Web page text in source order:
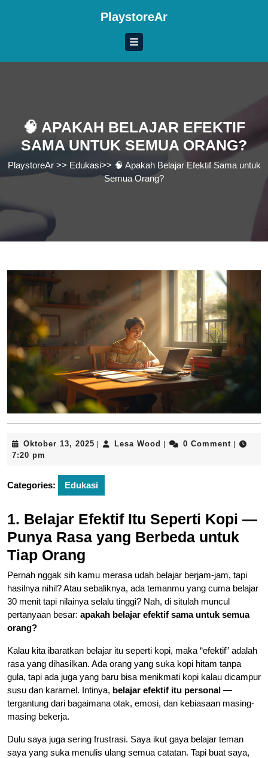
PlaystoreAr
🧠 APAKAH BELAJAR EFEKTIF
SAMA UNTUK SEMUA ORANG?
PlaystoreAr>> Edukasi>> 🧠 Apakah Belajar Efektif Sama untuk
Semua Orang?
Oktober 13, 2025 Oktober
| Lesa Wood Lesa
| 0 Comment |
7:20 pm
Categories: Edukasi
1. Belajar Efektif Itu Seperti Kopi —
Punya Rasa yang Berbeda untuk
Tiap Orang
Pernah nggak sih kamu merasa udah belajar berjam-jam, tapi
hasilnya nihil? Atau sebaliknya, ada temanmu yang cuma belajar
30 menit tapi nilainya selalu tinggi? Nah, di situlah muncul
pertanyaan besar: apakah belajar efektif sama untuk semua
orang?
Kalau kita ibaratkan belajar itu seperti kopi, maka “efektif” adalah
rasa yang dihasilkan. Ada orang yang suka kopi hitam tanpa
gula, tapi ada juga yang baru bisa menikmati kopi kalau dicampur
susu dan karamel. Intinya, belajar efektif itu personal —
tergantung dari bagaimana otak, emosi, dan kebiasaan masing-
masing bekerja.
Dulu saya juga sering frustrasi. Saya ikut gaya belajar teman
saya yang suka menulis ulang semua catatan. Tapi buat saya,